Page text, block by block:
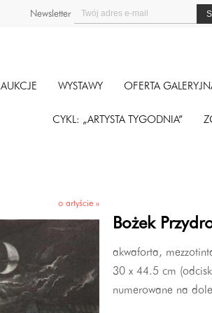
Newsletter
AUKCJE WYSTAWY OFERTA
CYKL: „ARTYSTA TYGODNIA”
o artyście »
Bożek
akwaforta,
30 x 44.5 cm
numerowane na